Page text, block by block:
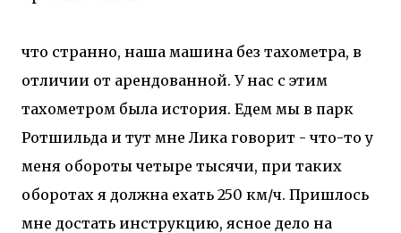
что странно, наша машина без тахометра, в
отличии от арендованной. У нас с этим
тахометром была история. Едем мы в парк
Ротшильда и тут мне Лика говорит - что-то у
меня обороты четыре тысячи, при таких
оборотах я должна ехать 250 км/ч. Пришлось
мне достать инструкцию, ясное дело на